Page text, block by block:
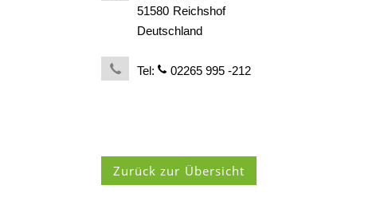
51580 Reichshof
Deutschland
Tel: 02265 995 -212
Zurück zur Übersicht